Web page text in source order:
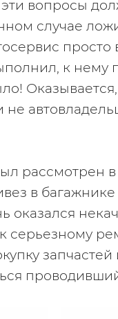
вопросы
случае
к нему
не
рассмотрен в
в
оказался
серьезному